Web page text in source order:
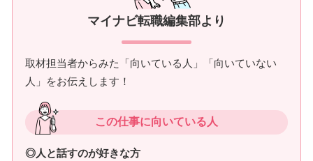
マイナビ転職編集部より
取材担当者からみた「向いている人」「向いていない
人」をお伝えします！
この仕事に向いている人
◎人と話すのが好きな方